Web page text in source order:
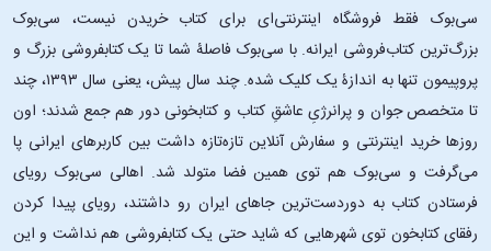
سی‌بوک فقط فروشگاه اینترنتی‌ای برای کتاب خریدن نیست، سی‌بوک
بزرگ‌ترین کتاب‌فروشی ایرانه. با سی‌بوک فاصلۀ شما تا یک کتابفروشی بزرگ و
پروپیمون تنها به اندازۀ یک کلیک شده. چند سال پیش، یعنی سال ۱۳۹۳، چند
تا متخصص جوان و پرانرژیِ عاشقِ کتاب و کتابخونی دور هم جمع شدند؛ اون‌
روزها خرید اینترنتی و سفارش آنلاین تازه‌تازه داشت بین کاربرهای ایرانی پا
می‌گرفت و سی‌بوک هم توی همین فضا متولد شد. اهالی سی‌بوک رویای
فرستادن کتاب به دوردست‌ترین جاهای ایران رو داشتند، رویای پیدا کردن
رفقای کتابخون توی شهرهایی که شاید حتی یک کتابفروشی هم نداشت و این